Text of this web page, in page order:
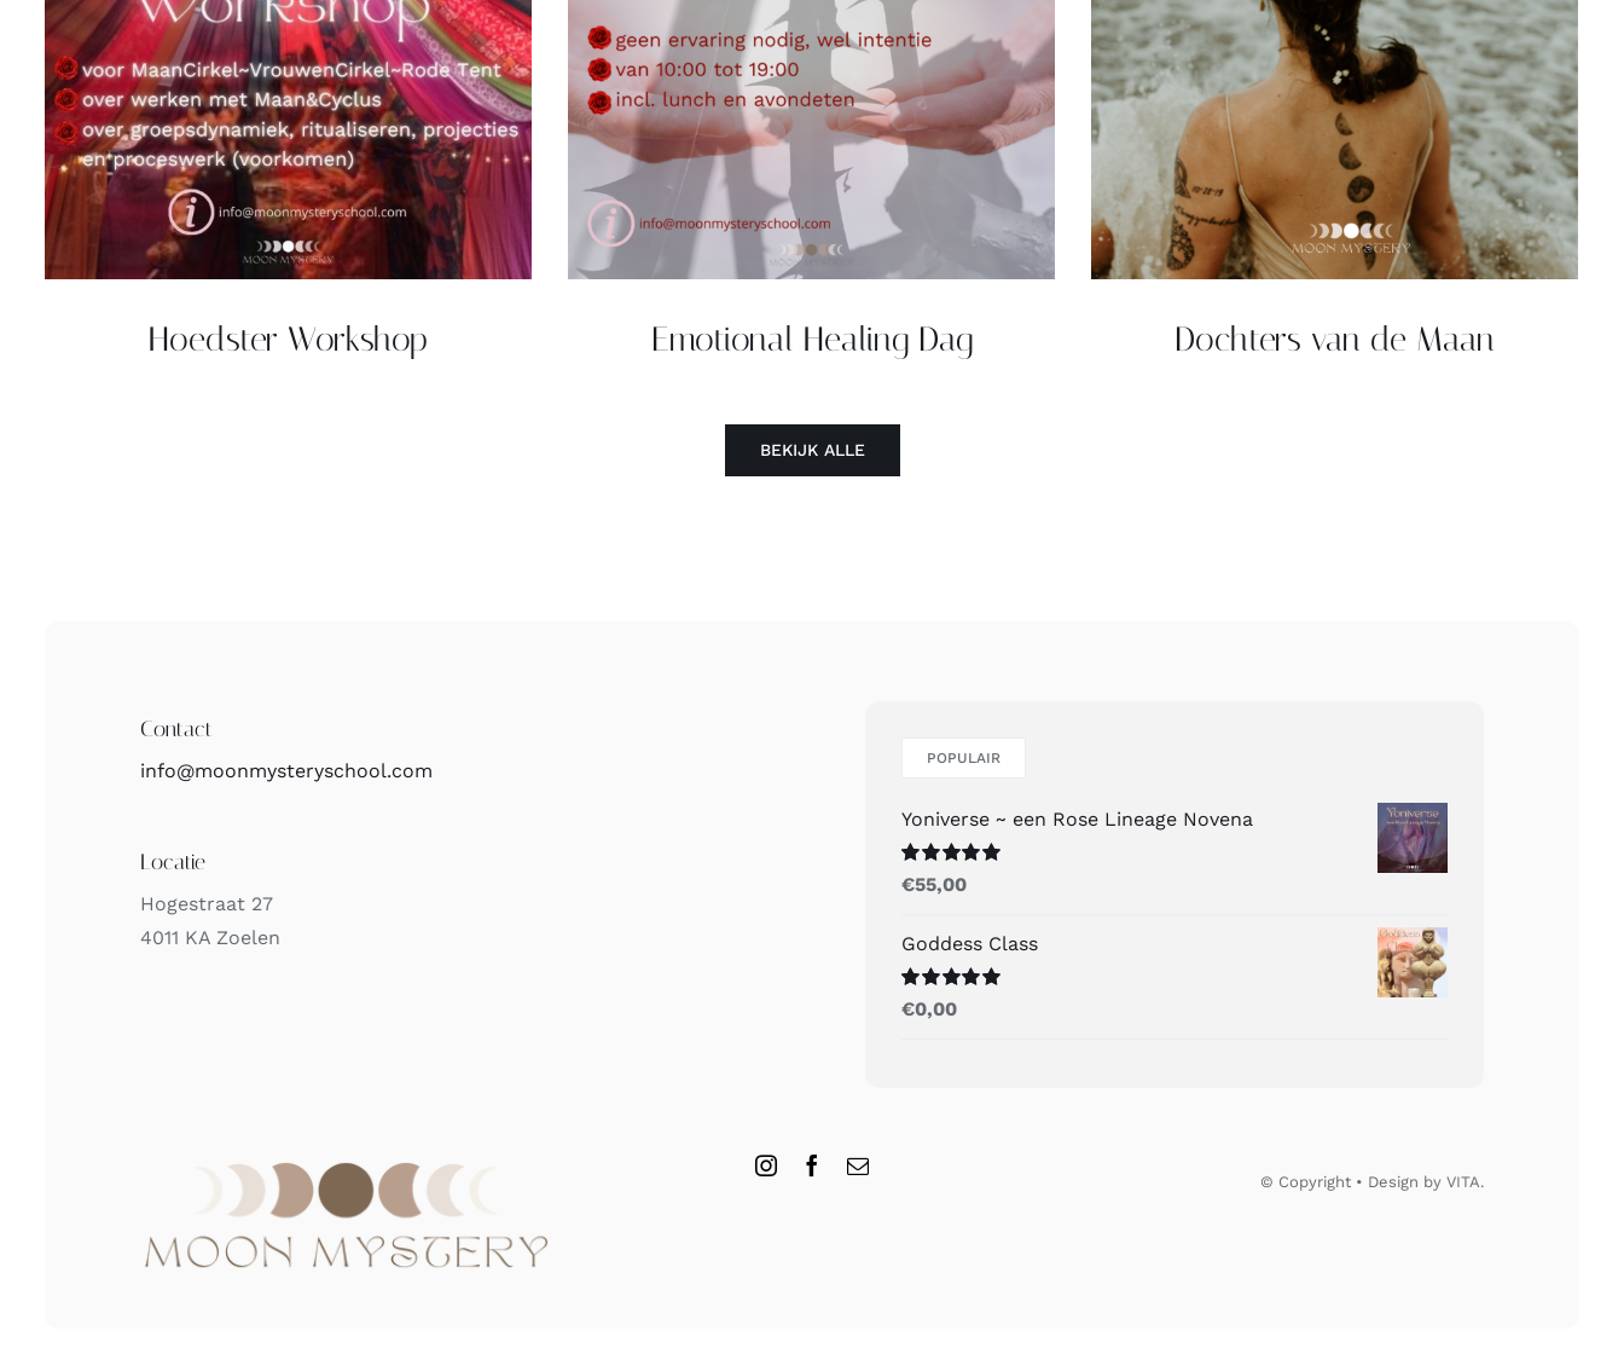
Hoedster Workshop Emotional Healing Dag Dochters van de Maan
BEKIJK ALLE
Contact
info@moonmysteryschool.com
Locatie
Hogestraat 27
4011 KA Zoelen
POPULAIR
Yoniverse ~ een Rose Lineage Novena
Gewaardeerd
uit 5
€55,00
Goddess Class
Gewaardeerd
5.00
€0,00
© Copyright • Design by VITA.